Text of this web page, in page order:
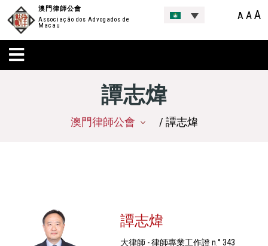
澳門律師公會
Associação dos Advogados de
Macau
A AA
譚志煒
澳門律師公會 / 譚志煒
譚志煒
大律師 - 律師專業工作證 n.° 343